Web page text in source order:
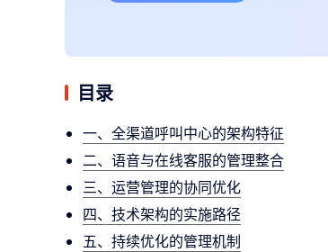
目录
一、全渠道呼叫中心的架构特征
二、语音与在线客服的管理整合
三、运营管理的协同优化
四、技术架构的实施路径
五、持续优化的管理机制